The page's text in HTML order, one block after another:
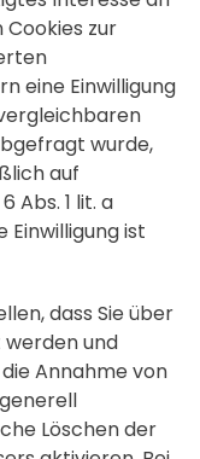
zur
eine Einwilligung
wurde,
auf
Abs. 1 lit. a
Einwilligung ist
dass Sie über
werden und
Annahme von
Löschen der